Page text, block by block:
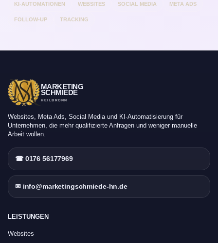
KI-AUTOMATIONEN WEBSITES SOCIAL MEDIA META ADS
FOLLOW-UP TRACKING
MARKETING
SCHMIEDE
HEILBRONN
Websites, Meta Ads, Social Media und KI-Automatisierung für
Unternehmen, die mehr qualifizierte Anfragen und weniger manuelle
Arbeit wollen.
☎ 0176 56177969
✉ info@marketingschmiede-hn.de
LEISTUNGEN
Websites